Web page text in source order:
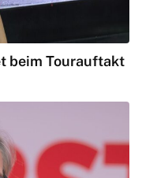
beim Tourauftakt